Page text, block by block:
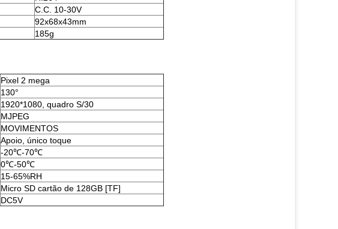
C.C. 10-30V
92x68x43mm
185g
Pixel 2 mega
130°
1920*1080, quadro S/30
MJPEG
MOVIMENTOS
Apoio, único toque
-20℃-70℃
0℃-50℃
15-65%RH
Micro SD cartão de 128GB [TF]
DC5V